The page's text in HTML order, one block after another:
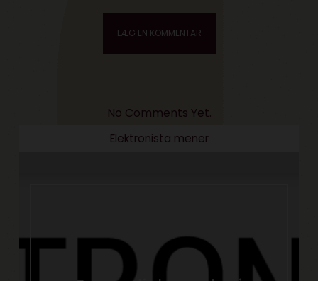
No Comments Yet.
Elektronista mener